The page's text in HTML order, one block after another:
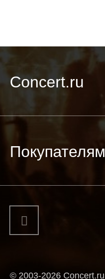
Concert.ru
Покупателям
© 2003-2026 Concert.ru